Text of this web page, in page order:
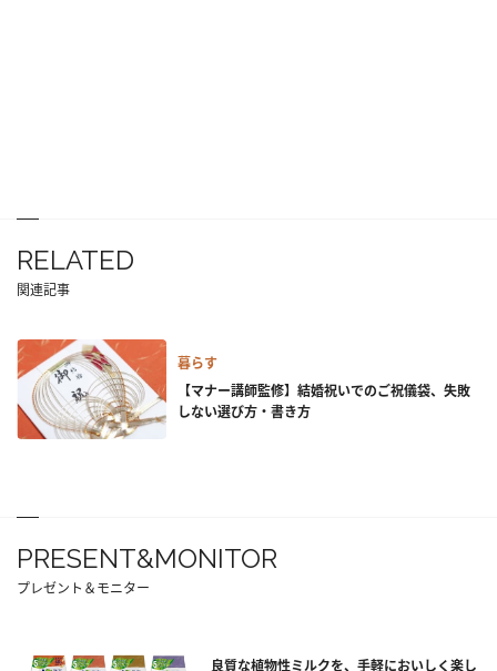
RELATED
関連記事
暮らす
【マナー講師監修】結婚祝いでのご祝儀袋、失敗
しない選び方・書き方
PRESENT&MONITOR
プレゼント＆モニター
良質な植物性ミルクを、手軽においしく楽し